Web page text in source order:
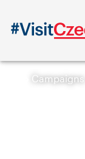
Campaigns